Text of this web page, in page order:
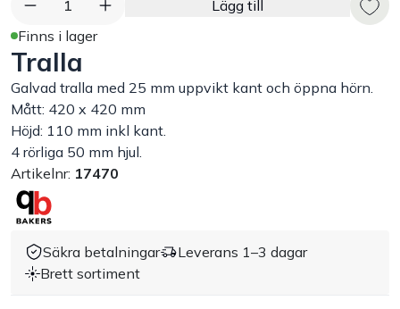
Arbetskläder
Plåtbyte
Monin
1
Lägg till
Finns i lager
Tralla
Galvad tralla med 25 mm uppvikt kant och öppna hörn.
Mått: 420 x 420 mm
Höjd: 110 mm inkl kant.
4 rörliga 50 mm hjul.
Artikelnr: 17470
Säkra betalningar
Leverans 1–3 dagar
Brett sortiment